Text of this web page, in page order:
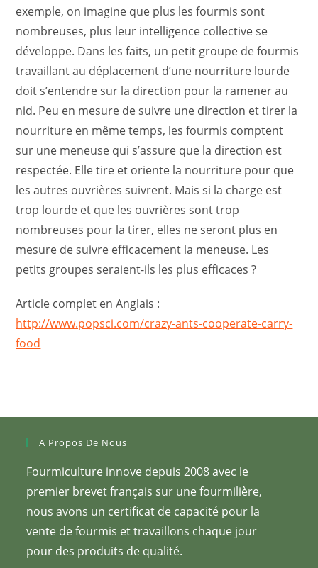
exemple, on imagine que plus les fourmis sont
nombreuses, plus leur intelligence collective se
développe. Dans les faits, un petit groupe de fourmis
travaillant au déplacement d’une nourriture lourde
doit s’entendre sur la direction pour la ramener au
nid. Peu en mesure de suivre une direction et tirer la
nourriture en même temps, les fourmis comptent
sur une meneuse qui s’assure que la direction est
respectée. Elle tire et oriente la nourriture pour que
les autres ouvrières suivrent. Mais si la charge est
trop lourde et que les ouvrières sont trop
nombreuses pour la tirer, elles ne seront plus en
mesure de suivre efficacement la meneuse. Les
petits groupes seraient-ils les plus efficaces ?
Article complet en Anglais :
http://www.popsci.com/crazy-ants-cooperate-carry-
food
A Propos De Nous
Fourmiculture innove depuis 2008 avec le
premier brevet français sur une fourmilière,
nous avons un certificat de capacité pour la
vente de fourmis et travaillons chaque jour
pour des produits de qualité.